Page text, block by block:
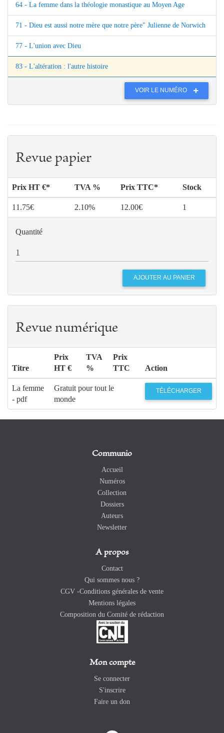
64 - La femme dans la théologie monastique au Moyen Age
71 - Dieu est aussi notre mère que notre père" Julienne de Norwich
77 - L'union avec Dieu
83 - L'altération : l'autre histoire
VOIR LE NUMÉRO
Revue papier
Prix HT €* TVA % Prix TTC* Stock
11.75€ 2.10% 12.00€ 1
Quantité
Revue numérique
Titre
Prix
HT €
TVA
%
Prix
TTC
Action
La femme
- pdf
Gratuit pour tout le
monde
TÉLÉCHARGER
Communio
Accueil
Numéros
Collection
Dossiers
Auteurs
Newsletter
A propos
Contact
Qui sommes nous ?
CGV -Conditions générales de vente
Mentions légales
Composition du Comité de rédaction
Mon compte
Se connecter
S'inscrire
Faire un don